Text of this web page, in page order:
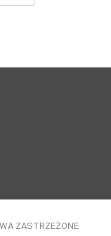
ZASTRZEŻONE